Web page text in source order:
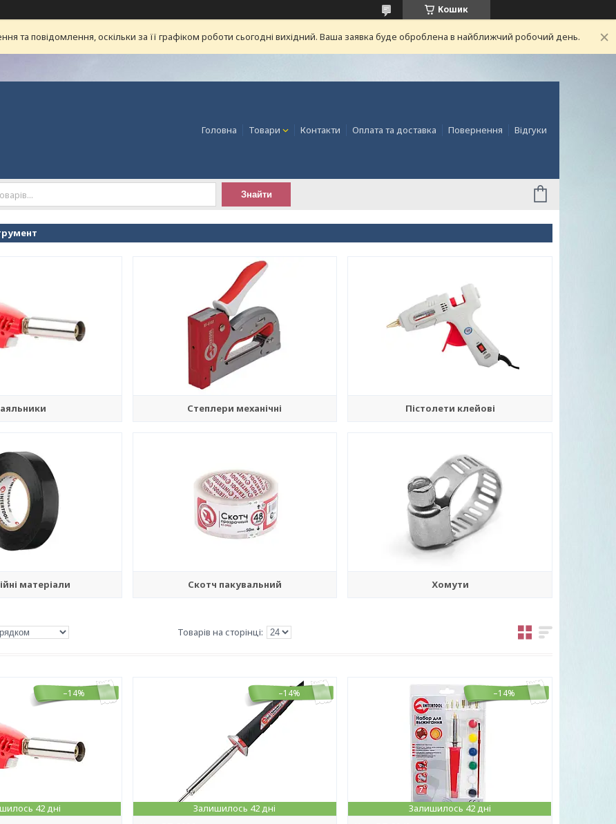
Кошик
та повідомлення, оскільки за її графіком роботи сьогодні вихідний. Ваша заявка буде оброблена в найближчий робочий день.
Головна Товари Контакти Оплата та доставка Повернення Відгуки
Знайти
Степлери механічні Пістолети клейові
матеріали Скотч пакувальний Хомути
–14%
42 дні
–14%
Залишилось 42 дні
–14%
Залишилось 42 дні